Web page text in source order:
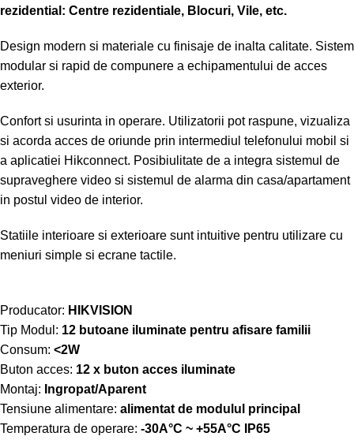
rezidential: Centre rezidentiale, Blocuri, Vile, etc.
Design modern si materiale cu finisaje de inalta calitate. Sistem
modular si rapid de compunere a echipamentului de acces
exterior.
Confort si usurinta in operare. Utilizatorii pot raspune, vizualiza
si acorda acces de oriunde prin intermediul telefonului mobil si
a aplicatiei Hikconnect. Posibiulitate de a integra sistemul de
supraveghere video si sistemul de alarma din casa/apartament
in postul video de interior.
Statiile interioare si exterioare sunt intuitive pentru utilizare cu
meniuri simple si ecrane tactile.
Producator: HIKVISION
Tip Modul: 12 butoane iluminate pentru afisare familii
Consum: <2W
Buton acces: 12 x buton acces iluminate
Montaj: Ingropat/Aparent
Tensiune alimentare: alimentat de modulul principal
Temperatura de operare: -30A°C ~ +55A°C IP65